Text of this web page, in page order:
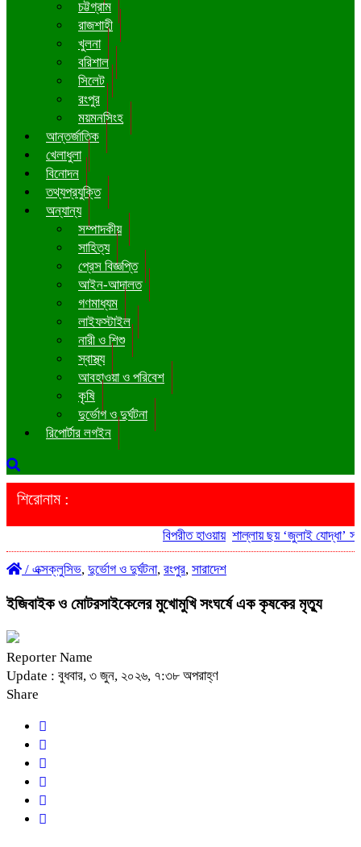
চট্টগ্রাম
রাজশাহী
খুলনা
বরিশাল
সিলেট
রংপুর
ময়মনসিংহ
আন্তর্জাতিক
খেলাধুলা
বিনোদন
তথ্যপ্রযুক্তি
অন্যান্য
সম্পাদকীয়
সাহিত্য
প্রেস বিজ্ঞপ্তি
আইন-আদালত
গণমাধ্যম
লাইফস্টাইল
নারী ও শিশু
স্বাস্থ্য
আবহাওয়া ও পরিবেশ
কৃষি
দুর্ভোগ ও দুর্ঘটনা
রিপোর্টার লগইন
শিরোনাম :
বিপরীত হাওয়ায় শাল্লায় ছয় ‘জুলাই যোদ্ধা’
/ এক্সক্লুসিভ, দুর্ভোগ ও দুর্ঘটনা, রংপুর, সারাদেশ
ইজিবাইক ও মোটরসাইকেলের মুখোমুখি সংঘর্ষে এক কৃষকের মৃত্যু
Reporter Name
Update : বুধবার, ৩ জুন, ২০২৬, ৭:৩৮ অপরাহ্ণ
Share